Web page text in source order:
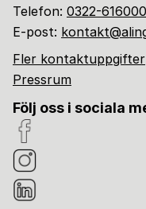
Telefon: 0322-616000
E-post:
Fler kontaktuppgifter
Pressrum
Följ oss i sociala